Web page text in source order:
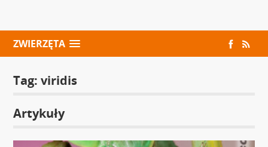
ZWIERZĘTA
Tag:viridis
Artykuły